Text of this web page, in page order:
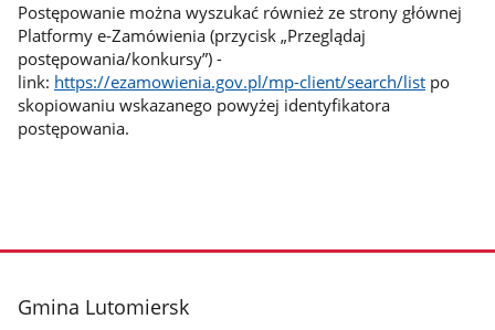
Postępowanie można wyszukać również ze strony głównej
Platformy e-Zamówienia (przycisk „Przeglądaj
postępowania/konkursy”) -
link: https://ezamowienia.gov.pl/mp-client/search/listpo
skopiowaniu wskazanego powyżej identyfikatora
postępowania.
stopka
Gmina Lutomiersk